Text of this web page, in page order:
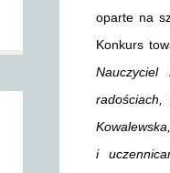
oparte na
Konkurs
i